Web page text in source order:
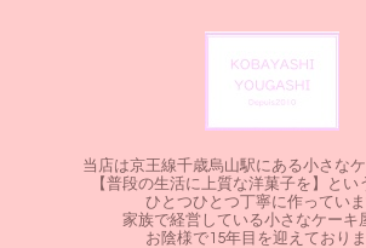
当店は京王線千歳烏山駅にある小さなケ
【普段の生活に上質な洋菓子を】とい
ひとつひとつ丁寧に作っていま
家族で経営している小さなケーキ
お陰様で15年目を迎えておりま